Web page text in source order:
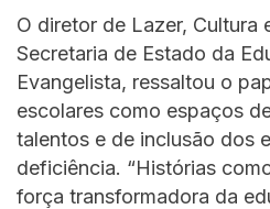
O diretor de Lazer, Cultura
Secretaria de Estado da
Evangelista, ressaltou o
escolares como espaços
talentos e de inclusão dos
deficiência. “Histórias
força transformadora da